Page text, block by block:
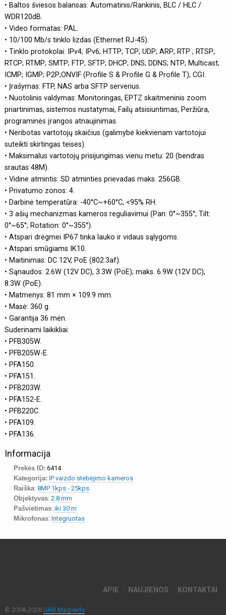
• Baltos šviesos balansas: Automatinis/Rankinis, BLC / HLC /
WDR120dB.
• Video formatas: PAL.
• 10/100 Mb/s tinklo lizdas (Ethernet RJ-45).
• Tinklo protokolai: IPv4; IPv6; HTTP; TCP; UDP; ARP; RTP ; RTSP;
RTCP; RTMP; SMTP; FTP; SFTP; DHCP; DNS; DDNS; NTP; Multicast;
ICMP; IGMP; P2P;ONVIF (Profile S & Profile G & Profile T); CGI.
• Įrašymas: FTP, NAS arba SFTP serverius.
• Nuotolinis valdymas: Monitoringas, EPTZ skaitmeninis zoom
priartinimas, sistemos nustatymai, Failų atsisiuntimas, Peržiūra,
programinės įrangos atnaujinimas.
• Neribotas vartotojų skaičius (galimybė kiekvienam vartotojui
suteikti skirtingas teises).
• Maksimalus vartotojų prisijungimas vienu metu: 20 (bendras
srautas 48M).
• Vidine atmintis: SD atminties prievadas maks. 256GB.
• Privatumo zonos: 4.
• Darbinė temperatūra: -40°C~+60°C, <95% RH.
• 3 ašių mechanizmas kameros reguliavimui (Pan: 0°~355°; Tilt:
0°~65°; Rotation: 0°~355°).
• Atspari drėgmei IP67 tinka lauko ir vidaus sąlygoms.
• Atspari smūgiams IK10.
• Maitinimas: DC 12V, PoE (802.3af).
• Sąnaudos: 2.6W (12V DC), 3.3W (PoE); maks. 6.9W (12V DC),
8.3W (PoE).
• Matmenys: 81 mm × 109.9 mm.
• Masė: 360 g.
• Garantija 36 mėn.
Suderinami laikikliai:
• PFB305W.
• PFB205W-E.
• PFA150.
• PFA151.
• PFB203W.
• PFA152-E.
• PFB220C.
• PFA109.
• PFA136.
Informacija
Prekės ID: 6414
Kategorija: IP vaizdo stebėjimo kameros
Raiška: 8MP 1kps - 25kps
Objektyvas: 2.8 mm
Pašvietimas: iki 30 m
Mikrofonas: Integruotas
APIE NAUJIENOS KONTAKTAI
© 2008-2026 UAB Magveda